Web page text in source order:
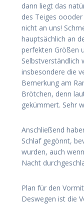
dann liegt das
des Teiges
nicht an uns!
hauptsächlich an
perfekten Größen
Selbstverständlich
insbesondere die
Bemerkung am
Brötchen, denn
gekümmert. Sehr
Anschließend
Schlaf gegönnt,
wurden, auch
Nacht
Plan für den
Deswegen ist die